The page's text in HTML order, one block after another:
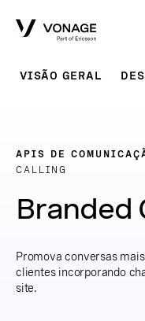
VISÃO GERAL
APIS DE
CALLING
Branded
Promova conversas
clientes incorporando
site.